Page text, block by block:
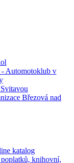
- Automotoklub v
Březová nad
katalog
knihovní,